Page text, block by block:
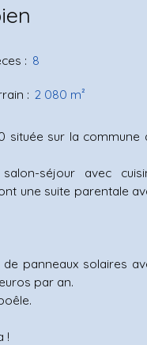
: 8
: 2 080 m²
située sur la commune
séjour avec
une suite parentale
panneaux solaires
par an.
!